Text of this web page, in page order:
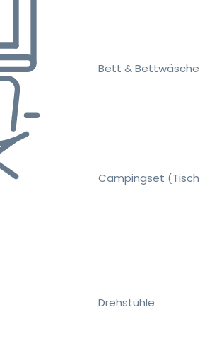
Bett & Bettwäsche
Campingset (Tisch
Drehstühle